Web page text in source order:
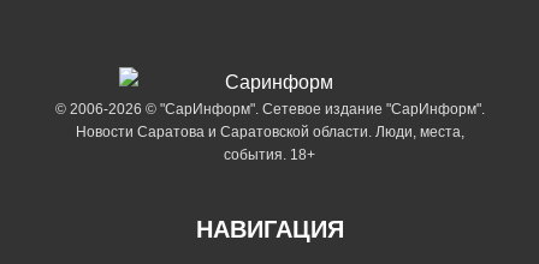
© 2006-2026 © "СарИнформ". Сетевое издание "СарИнформ".
Новости Саратова и Саратовской области. Люди, места,
события. 18+
НАВИГАЦИЯ